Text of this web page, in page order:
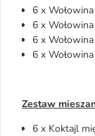
6 x
6 x
6 x
6 x Wołowina
Zestaw
6 x Koktajl